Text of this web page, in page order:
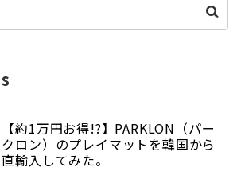
【約1万円お得!?】PARKLON（パー
クロン）のプレイマットを韓国から
直輸入してみた。